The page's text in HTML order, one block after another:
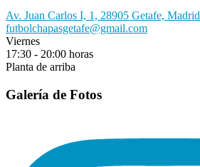
Av. Juan Carlos I, 1, 28905 Getafe, Madrid
futbolchapasgetafe@gmail.com
Viernes
17:30 - 20:00 horas
Planta de arriba
Galería de Fotos